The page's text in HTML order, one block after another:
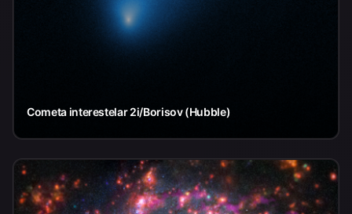
Cometa interestelar 2i/Borisov (Hubble)